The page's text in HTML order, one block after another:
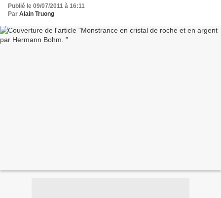
Publié le 09/07/2011 à 16:11
Par Alain Truong